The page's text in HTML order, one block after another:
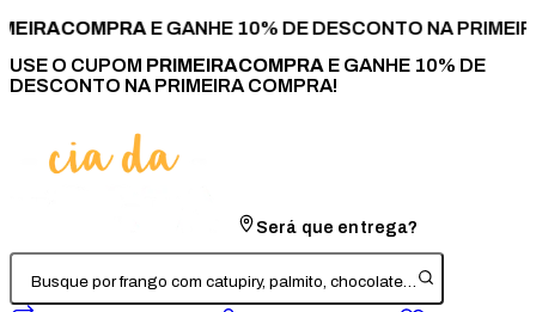
E GANHE 10% DE DESCONTO NA
USE O CUPOM PRIMEIRACOMPRA E GANHE 10% DE
DESCONTO NA PRIMEIRA COMPRA!
Será que entrega?
Busque por frango com catupiry, palmito, chocolate…